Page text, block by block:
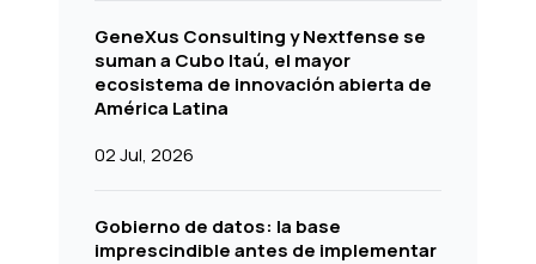
GeneXus Consulting y Nextfense se
suman a Cubo Itaú, el mayor
ecosistema de innovación abierta de
América Latina
02 Jul, 2026
Gobierno de datos: la base
imprescindible antes de implementar